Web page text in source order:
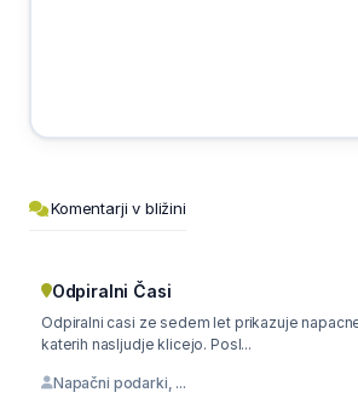
Komentarji v bližini
Odpiralni Časi
Odpiralni casi ze sedem let prikazuje
katerih nasljudje klicejo. Posl...
Napačni podarki, ...